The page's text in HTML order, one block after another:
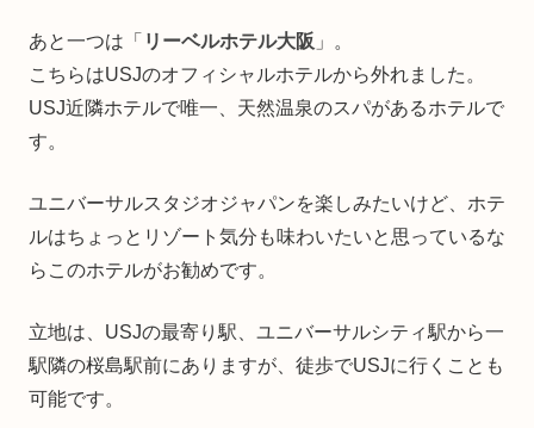
あと一つは「 リーベルホテル大阪 」。
こちらはUSJのオフィシャルホテルから外れました。
USJ近隣ホテルで唯一、天然温泉のスパがあるホテルで
す。
ユニバーサルスタジオジャパンを楽しみたいけど、ホテ
ルはちょっとリゾート気分も味わいたいと思っているな
らこのホテルがお勧めです。
立地は、USJの最寄り駅、ユニバーサルシティ駅から一
駅隣の桜島駅前にありますが、徒歩でUSJに行くことも
可能です。